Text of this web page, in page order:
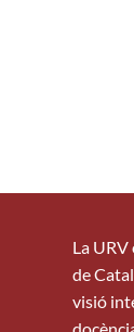
La
de
visió